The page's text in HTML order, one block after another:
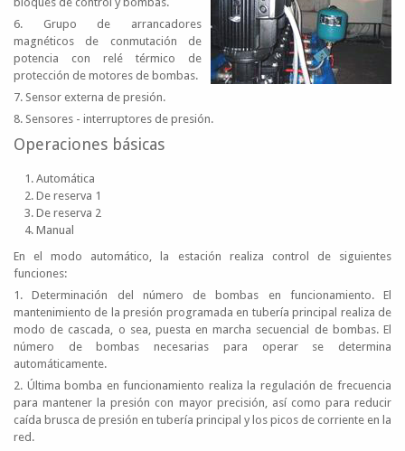
6. Grupo de arrancadores
magnéticos de conmutación de
potencia con relé térmico de
protección de motores de bombas.
7. Sensor externa de presión.
8. Sensores - interruptores de presión.
Operaciones básicas
Automática
De reserva 1
De reserva 2
Manual
En el modo automático, la estación realiza control de siguientes
funciones:
1. Determinación del número de bombas en funcionamiento. El
mantenimiento de la presión programada en tubería principal realiza de
modo de cascada, o sea, puesta en marcha secuencial de bombas. El
número de bombas necesarias para operar se determina
automáticamente.
2. Última bomba en funcionamiento realiza la regulación de frecuencia
para mantener la presión con mayor precisión, así como para reducir
caída brusca de presión en tubería principal y los picos de corriente en la
red.